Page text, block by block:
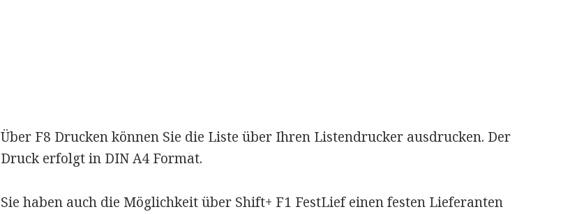
Über F8 Drucken können Sie die Liste über Ihren Listendrucker ausdrucken. Der
Druck erfolgt in DIN A4 Format.
Sie haben auch die Möglichkeit über Shift+ F1 FestLief einen festen Lieferanten